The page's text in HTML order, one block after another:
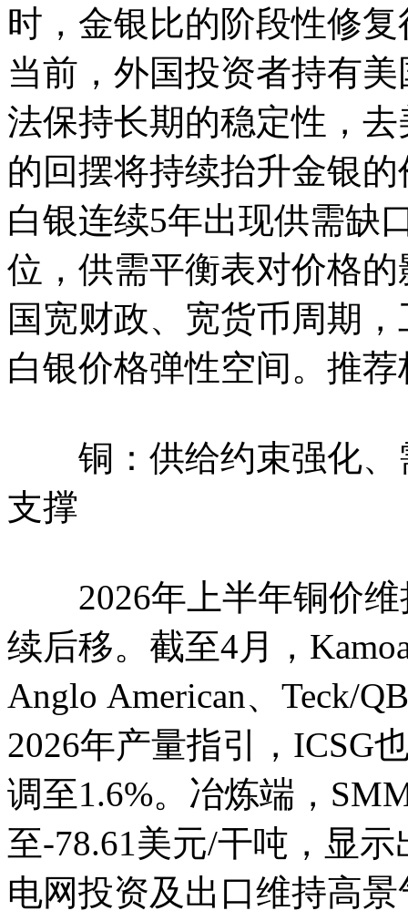
时，金银比的阶段性修
当前，外国投资者持有
法保持长期的稳定性，
的回摆将持续抬升金银
白银连续5年出现供需缺
位，供需平衡表对价格
国宽财政、宽货币周期
白银价格弹性空间。推
铜：供给约束强化、
支撑
2026年上半年铜价维
续后移。截至4月，
Anglo American、Teck/
2026年产量指引，ICSG
调至1.6%。冶炼端，
至-78.61美元/干吨，显
电网投资及出口维持高